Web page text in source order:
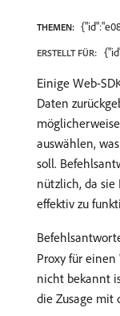
THEMEN:
ERSTELLT FÜR:
Einige Web-
Daten
auswählen,
soll.
nützlich, da sie
effektiv zu
Proxy für
nicht bekannt
die Zusage mit